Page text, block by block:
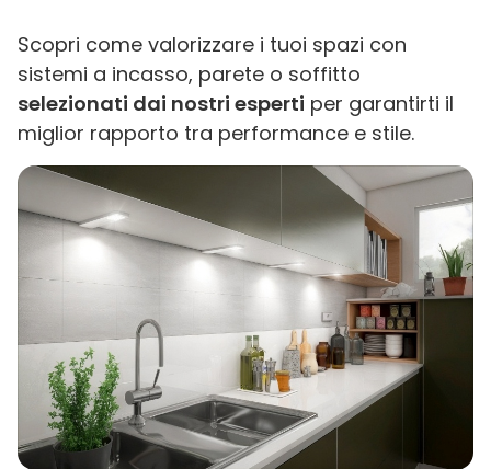
Scopri come valorizzare i tuoi spazi con
sistemi a incasso, parete o soffitto
selezionati dai nostri esperti per garantirti il
miglior rapporto tra performance e stile.